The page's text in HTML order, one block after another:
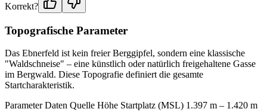
Korrekt?
Topografische Parameter
Das Ebnerfeld ist kein freier Berggipfel, sondern eine klassische
"Waldschneise" – eine künstlich oder natürlich freigehaltene Gasse
im Bergwald. Diese Topografie definiert die gesamte
Startcharakteristik.
Parameter Daten Quelle Höhe Startplatz (MSL) 1.397 m – 1.420 m